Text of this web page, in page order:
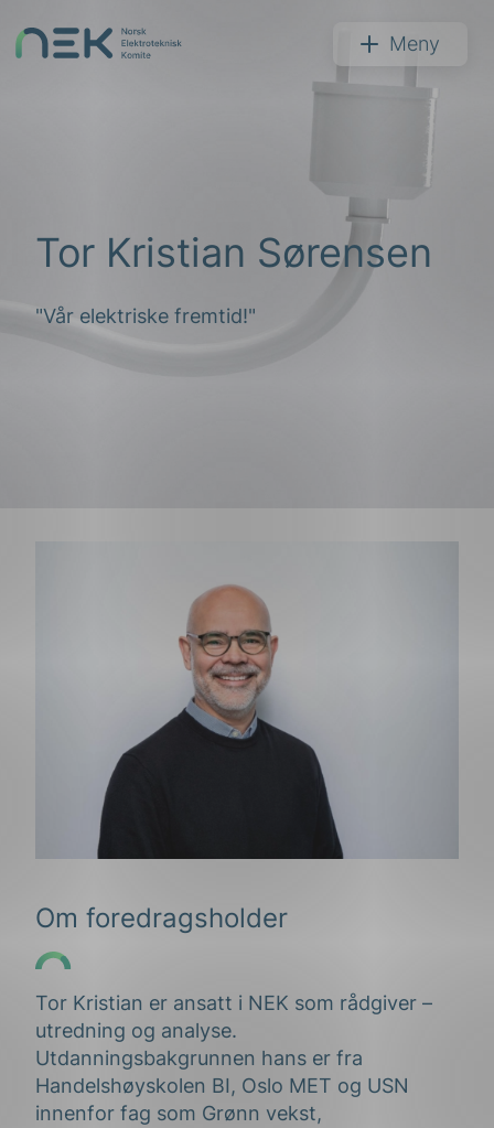
innhold
NEK Meny
Tor Kristian Sørensen
"Vår elektriske fremtid!"
Om foredragsholder
Tor Kristian er ansatt i NEK som rådgiver –
utredning og analyse.
Utdanningsbakgrunnen hans er fra
Handelshøyskolen BI, Oslo MET og USN
innenfor fag som Grønn vekst,